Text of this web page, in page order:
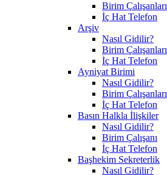
Birim Çalışanları
İç Hat Telefon
Arşiv
Nasıl Gidilir?
Birim Çalışanları
İç Hat Telefon
Ayniyat Birimi
Nasıl Gidilir?
Birim Çalışanları
İç Hat Telefon
Basın Halkla İlişkiler
Nasıl Gidilir?
Birim Çalışanı
İç Hat Telefon
Başhekim Sekreterlik
Nasıl Gidilir?